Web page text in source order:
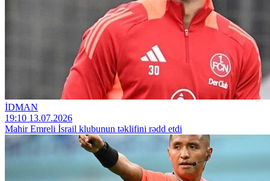
İDMAN
19:10 13.07.2026
Mahir Emreli İsrail klubunun təklifini rədd etdi